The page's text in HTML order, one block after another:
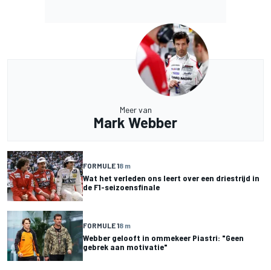
Meer van
Mark Webber
FORMULE 18 m
Wat het verleden ons leert over een driestrijd in
de F1-seizoensfinale
FORMULE 18 m
Webber gelooft in ommekeer Piastri: "Geen
gebrek aan motivatie"